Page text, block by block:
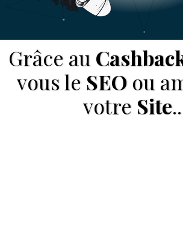
Grâce au
vous le SEO ou
votre Site